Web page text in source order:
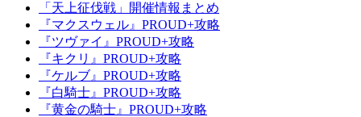
「天上征伐戦」開催情報まとめ
『マクスウェル』PROUD+攻略
『ツヴァイ』PROUD+攻略
『キクリ』PROUD+攻略
『ケルブ』PROUD+攻略
『白騎士』PROUD+攻略
『黄金の騎士』PROUD+攻略